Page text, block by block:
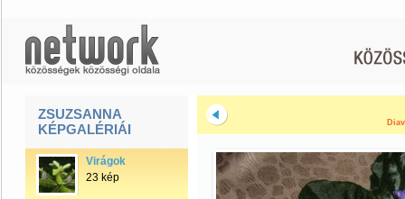
ZSUZSANNA
KÉPGALÉRIÁI
Virágok
23 kép